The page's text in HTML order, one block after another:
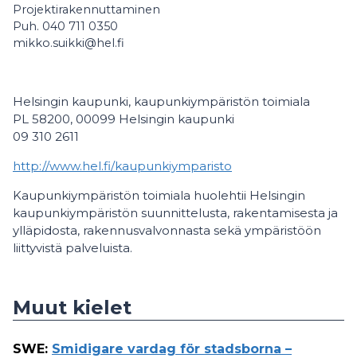
Projektirakennuttaminen
Puh. 040 711 0350
mikko.suikki@hel.fi
Helsingin kaupunki, kaupunkiympäristön toimiala
PL 58200, 00099 Helsingin kaupunki
09 310 2611
http://www.hel.fi/kaupunkiymparisto
Kaupunkiympäristön toimiala huolehtii Helsingin
kaupunkiympäristön suunnittelusta, rakentamisesta ja
ylläpidosta, rakennusvalvonnasta sekä ympäristöön
liittyvistä palveluista.
Muut kielet
SWE: Smidigare vardag för stadsborna –